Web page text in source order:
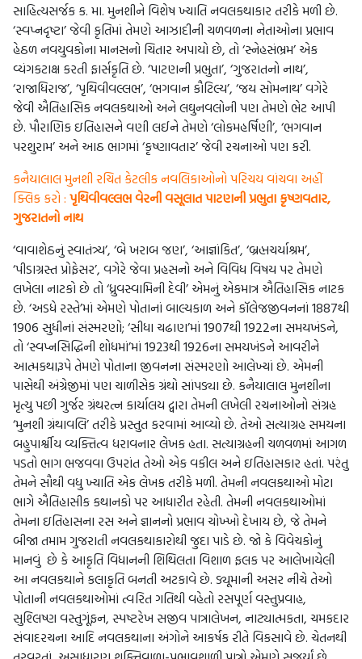
સાહિત્યસર્જક ક. મા. મુનશીને વિશેષ ખ્યાતિ નવલકથાકાર તરીકે મળી છે.
‘સ્વપ્નદૃષ્ટા’ જેવી કૃતિમાં તેમણે આઝાદીની ચળવળના નેતાઓના પ્રભાવ
હેઠળ નવયુવકોના માનસનો ચિતાર અપાયો છે, તો ‘સ્નેહસંભ્રમ’ એક
વ્યંગકટાક્ષ કરતી ફાર્સકૃતિ છે. ‘પાટણની પ્રભુતા’, ‘ગુજરાતનો નાથ’,
‘રાજાધિરાજ’, ‘પૃથિવીવલ્લભ’, ‘ભગવાન કૌટિલ્ય’, ‘જય સોમનાથ’ વગેરે
જેવી ઐતિહાસિક નવલકથાઓ અને લઘુનવલોની પણ તેમણે ભેટ આપી
છે. પૌરાણિક ઇતિહાસને વણી લઈને તેમણે ‘લોકમહર્ષિણી’, ‘ભગવાન
પરશુરામ’ અને આઠ ભાગમાં ‘કૃષ્ણાવતાર’ જેવી રચનાઓ પણ કરી.
કનૈયાલાલ મુનશી રચિત કેટલીક નવલિકાઓનો પરિચય વાંચવા અહીં
ક્લિક કરો : પૃથિવીવલ્લભવેરની વસૂલાતપાટણની પ્રભુતા કૃષ્ણવતાર,
ગુજરાતનો નાથ
‘વાવાશેઠનું સ્વાતંત્ર્ય’, ‘બે ખરાબ જણ’, ‘આજ્ઞાંકિત’, ‘બ્રહ્મચર્યાશ્રમ’,
‘પીડાગ્રસ્ત પ્રોફેસર’, વગેરે જેવા પ્રહસનો અને વિવિધ વિષય પર તેમણે
લખેલા નાટકો છે તો ‘ધ્રુવસ્વામિની દેવી’ એમનું એકમાત્ર ઐતિહાસિક નાટક
છે. ‘અડધે રસ્તે’માં એમણે પોતાનાં બાલ્યકાળ અને કૉલેજજીવનનાં 1887થી
1906 સુધીનાં સંસ્મરણો; ‘સીધા ચઢાણ’માં 1907થી 1922ના સમયખંડને,
તો ‘સ્વપ્નસિદ્ધિની શોધમાં’માં 1923થી 1926ના સમયખંડને આવરીને
આત્મકથારૂપે તેમણે પોતાના જીવનના સંસ્મરણો આલેખ્યાં છે. એમની
પાસેથી અંગ્રેજીમાં પણ ચાળીસેક ગ્રંથો સાંપડ્યા છે. કનૈયાલાલ મુનશીના
મૃત્યુ પછી ગુર્જર ગ્રંથરત્ન કાર્યાલય દ્વારા તેમની લખેલી રચનાઓનો સંગ્રહ
‘મુનશી ગ્રંથાવલિ’ તરીકે પ્રસ્તુત કરવામાં આવ્યો છે. તેઓ સત્યાગ્રહ સમયના
બહુપાર્શ્વીય વ્યક્તિત્વ ધરાવનાર લેખક હતા. સત્યાગ્રહની ચળવળમાં આગળ
પડતો ભાગ ભજવવા ઉપરાંત તેઓ એક વકીલ અને ઇતિહાસકાર હતાં. પરંતુ
તેમને સૌથી વધુ ખ્યાતિ એક લેખક તરીકે મળી. તેમની નવલકથાઓ મોટા
ભાગે ઐતિહાસીક કથાનકો પર આધારીત રહેતી. તેમની નવલકથાઓમાં
તેમના ઇતિહાસના રસ અને જ્ઞાનનો પ્રભાવ ચોખ્ખો દેખાય છે, જે તેમને
બીજા તમામ ગુજરાતી નવલકથાકારોથી જુદા પાડે છે. જો કે વિવેચકોનું
માનવું છે કે આકૃતિ વિધાનની શિથિલતા વિશાળ ફલક પર આલેખાયેલી
આ નવલકથાને કલાકૃતિ બનતી અટકાવે છે. ડ્યૂમાની અસર નીચે તેઓ
પોતાની નવલકથાઓમાં ત્વરિત ગતિથી વહેતો રસપૂર્ણ વસ્તુપ્રવાહ,
સુશ્લિષ્ણ વસ્તુગૂંફન, સ્પષ્ટરેખ સજીવ પાત્રાલેખન, નાટ્યાત્મકતા, ચમકદાર
સંવાદરચના આદિ નવલકથાના અંગોને આકર્ષક રીતે વિકસાવે છે. ચેતનથી